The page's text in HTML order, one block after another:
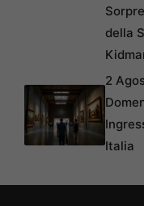
della
2
Italia